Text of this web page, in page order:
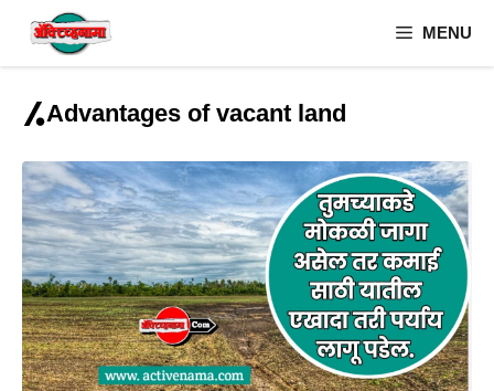
MENU
Advantages of vacant land